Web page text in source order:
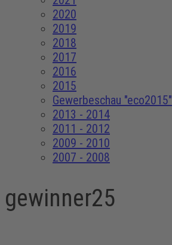
2020
2019
2018
2017
2016
2015
Gewerbeschau "eco2015"
2013 - 2014
2011 - 2012
2009 - 2010
2007 - 2008
gewinner25